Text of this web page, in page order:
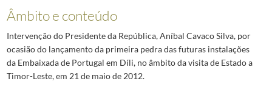
Âmbito e conteúdo
Intervenção do Presidente da República, Aníbal Cavaco Silva, por
ocasião do lançamento da primeira pedra das futuras instalações
da Embaixada de Portugal em Díli, no âmbito da visita de Estado a
Timor-Leste, em 21 de maio de 2012.